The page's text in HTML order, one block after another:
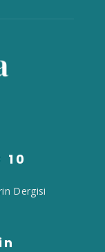
10
Dergisi